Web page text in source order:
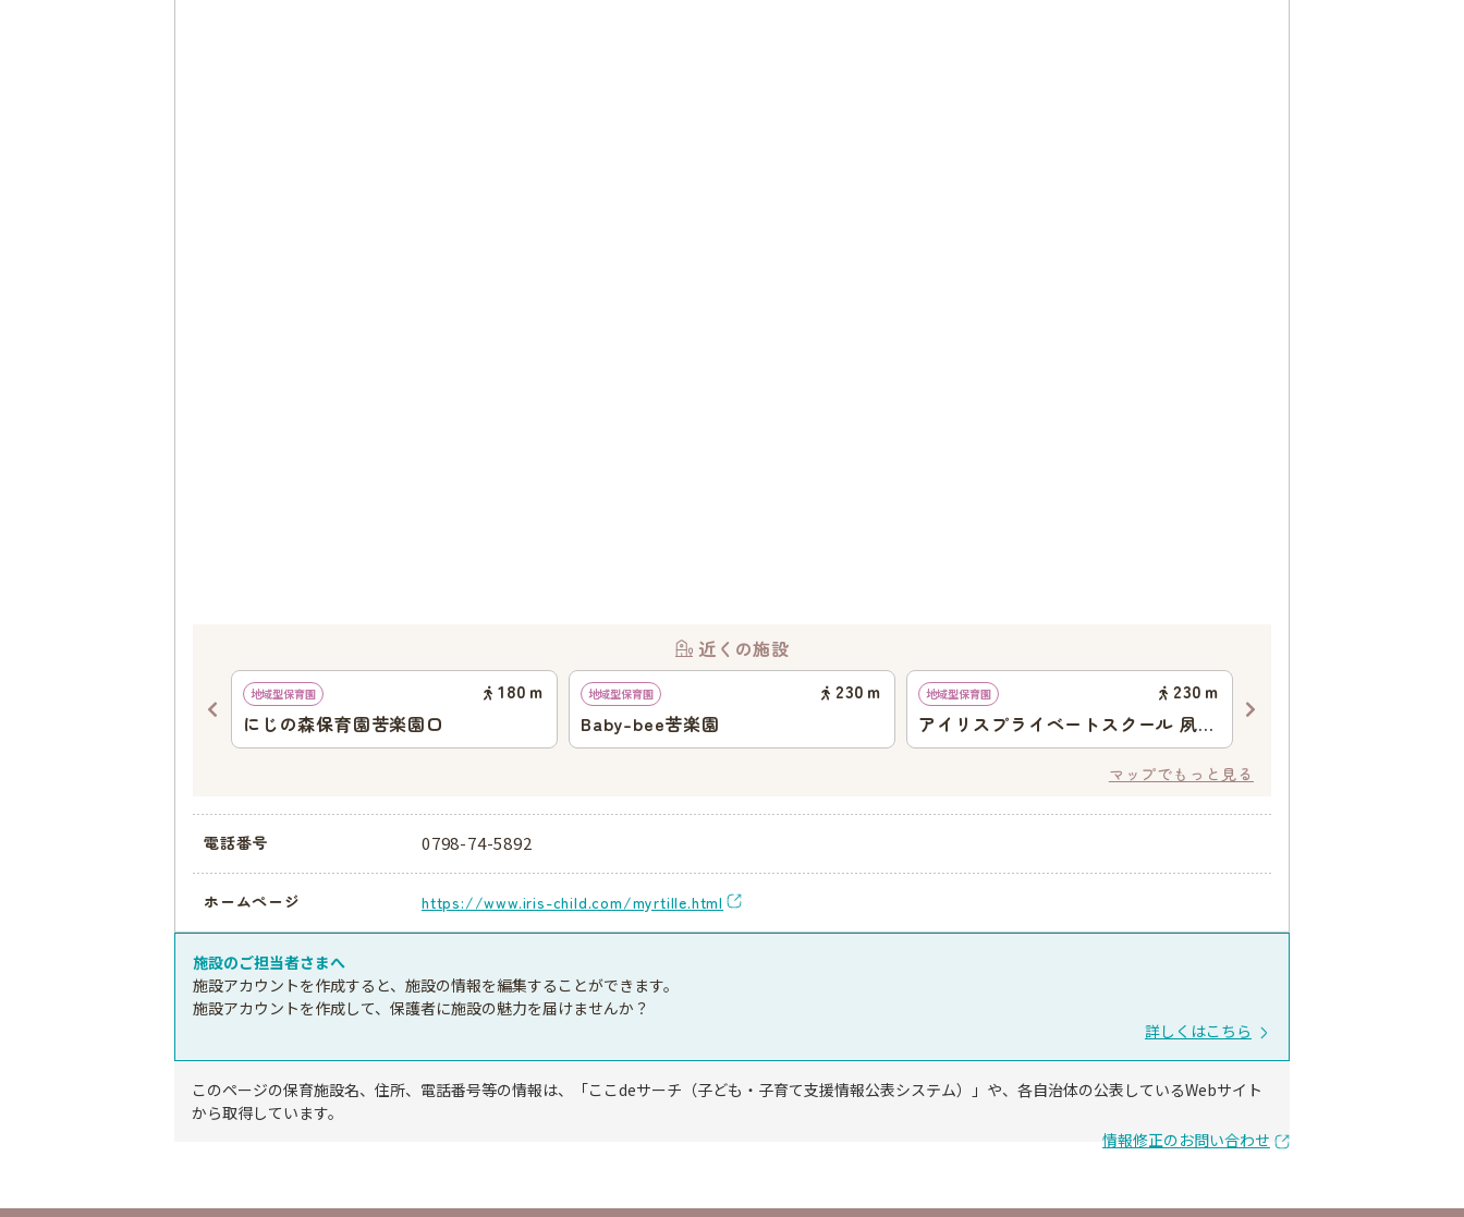
近くの施設
地域型保育園 180 ｍ
にじの森保育園苦楽園口
地域型保育園 230 ｍ
Baby-bee苦楽園
地域型保育園 230 ｍ
アイリスプライベートスクール 夙川
いぶき保育園
マップでもっと見る
電話番号 0798-74-5892
ホームページ https://www.iris-child.com/myrtille.html
施設のご担当者さまへ
施設アカウントを作成すると、施設の情報を編集することができます。
施設アカウントを作成して、保護者に施設の魅力を届けませんか？
詳しくはこちら
このページの保育施設名、住所、電話番号等の情報は、「ここdeサーチ（子ども・子育て支援情報公表システム）」や、各自治体の公表しているWebサイト
から取得しています。
情報修正のお問い合わせ